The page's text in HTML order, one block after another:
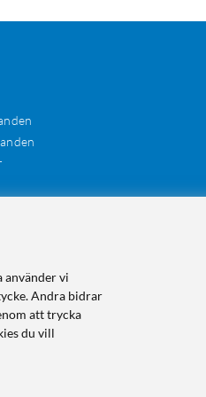
använder vi
Andra bidrar
att trycka
du vill